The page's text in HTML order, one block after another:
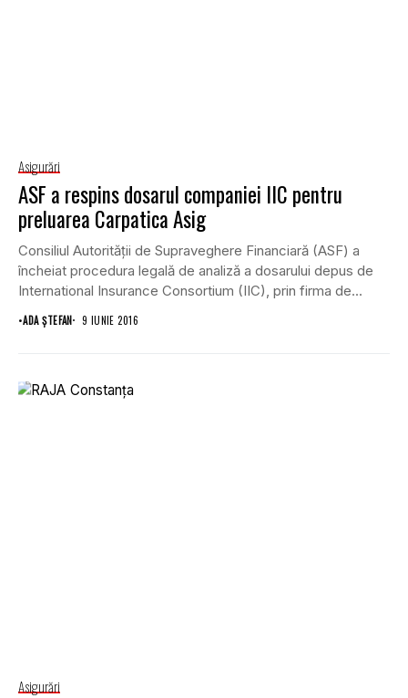
Asigurări
ASF a respins dosarul companiei IIC pentru
preluarea Carpatica Asig
Consiliul Autorităţii de Supraveghere Financiară (ASF) a
încheiat procedura legală de analiză a dosarului depus de
International Insurance Consortium (IIC), prin firma de...
•ADA ȘTEFAN 9 IUNIE 2016
Asigurări